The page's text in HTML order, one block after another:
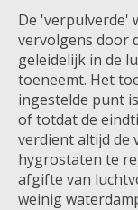
De 'verpulverde'
vervolgens door
geleidelijk in de
toeneemt. Het
ingestelde punt
of totdat de
verdient altijd de
hygrostaten te
afgifte van
weinig